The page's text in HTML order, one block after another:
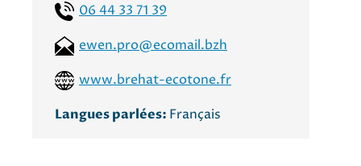
06 44 33 71 39
ewen.pro@ecomail.bzh
www.brehat-ecotone.fr
Langues parlées: Français